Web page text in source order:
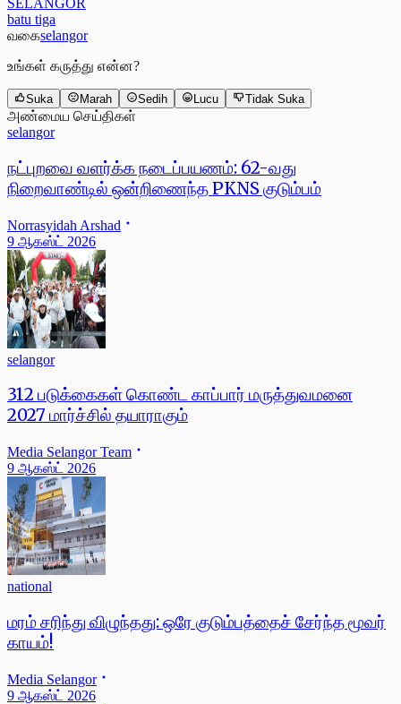
SELANGOR
batu tiga
வகைselangor
உங்கள் கருத்து என்ன?
Suka Marah Sedih Lucu Tidak Suka
அண்மைய செய்திகள்
selangor
நட்புறவை வளர்க்க நடைப்பயணம்: 62-வது
நிறைவாண்டில் ஒன்றிணைந்த PKNS குடும்பம்
Norrasyidah Arshad
9 ஆகஸ்ட் 2026
selangor
312 படுக்கைகள் கொண்ட காப்பார் மருத்துவமனை
2027 மார்ச்சில் தயாராகும்
Media Selangor Team
9 ஆகஸ்ட் 2026
national
மரம் சரிந்து விழுந்தது: ஒரே குடும்பத்தைச் சேர்ந்த மூவர்
காயம்!
Media Selangor
9 ஆகஸ்ட் 2026